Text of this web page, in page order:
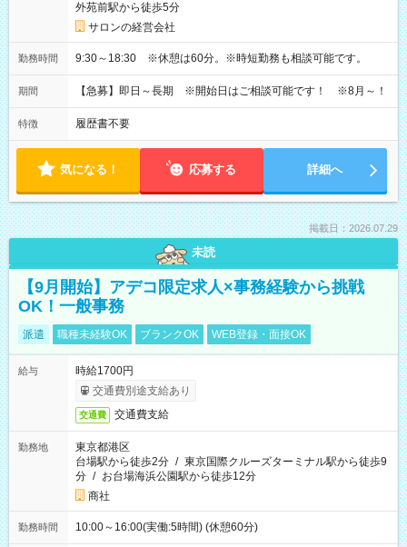
外苑前駅から徒歩5分
サロンの経営会社
勤務時間 9:30～18:30 ※休憩は60分。※時短勤務も相談可能です。
期間 【急募】即日～長期 ※開始日はご相談可能です！ ※8月～！
特徴 履歴書不要
気になる！ 応募する 詳細へ
掲載日：2026.07.29
未読
【9月開始】アデコ限定求人×事務経験から挑戦
OK！一般事務
派遣 職種未経験OK ブランクOK WEB登録・面接OK
給与
時給1700円
交通費別途支給あり
交通費 交通費支給
勤務地
東京都港区
台場駅から徒歩2分 / 東京国際クルーズターミナル駅から徒歩9
分 / お台場海浜公園駅から徒歩12分
商社
勤務時間 10:00～16:00(実働:5時間) (休憩60分)